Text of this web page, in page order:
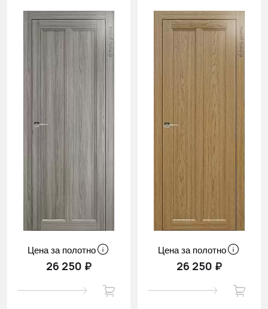
Цена за полотно
26 250 ₽
Цена за полотно
26 250 ₽